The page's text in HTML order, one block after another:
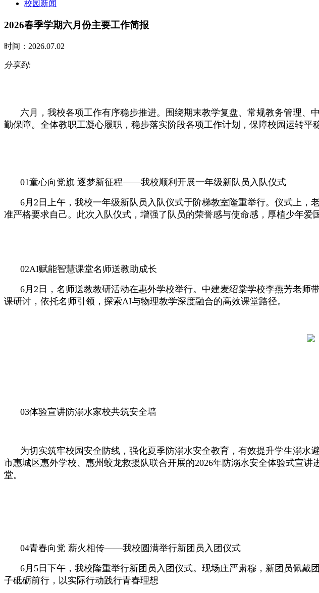
校园新闻
2026春季学期六月份主要工作简报
时间：2026.07.02
分享到:
六月，我校各项工作有序稳步推进。围绕期末教学复盘、常规教务管理
勤保障。全体教职工凝心履职，稳步落实阶段各项工作计划，保障校园运转平
01童心向党旗 逐梦新征程——我校顺利开展一年级新队员入队仪式
6月2日上午，我校一年级新队员入队仪式于阶梯教室隆重举行。仪式上
准严格要求自己。此次入队仪式，增强了队员的荣誉感与使命感，厚植少年爱
02AI赋能智慧课堂名师送教助成长
6月2日，名师送教教研活动在惠外学校举行。 中建麦绍棠学校李燕芳老师
课研讨，依托名师引领，探索AI与物理教学深度融合的高效课堂路径。
03体验宣讲防溺水家校共筑安全墙
为切实筑牢校园安全防线，强化夏季防溺水安全教育，有效提升学生溺水
市惠城区惠外学校、惠州蛟龙救援队联合开展的2026年防溺水安全体验式宣
堂。
04青春向党 薪火相传——我校圆满举行新团员入团仪式
6月5日下午，我校隆重举行新团员入团仪式。现场庄严肃穆，新团员佩
子砥砺前行，以实际行动践行青春理想